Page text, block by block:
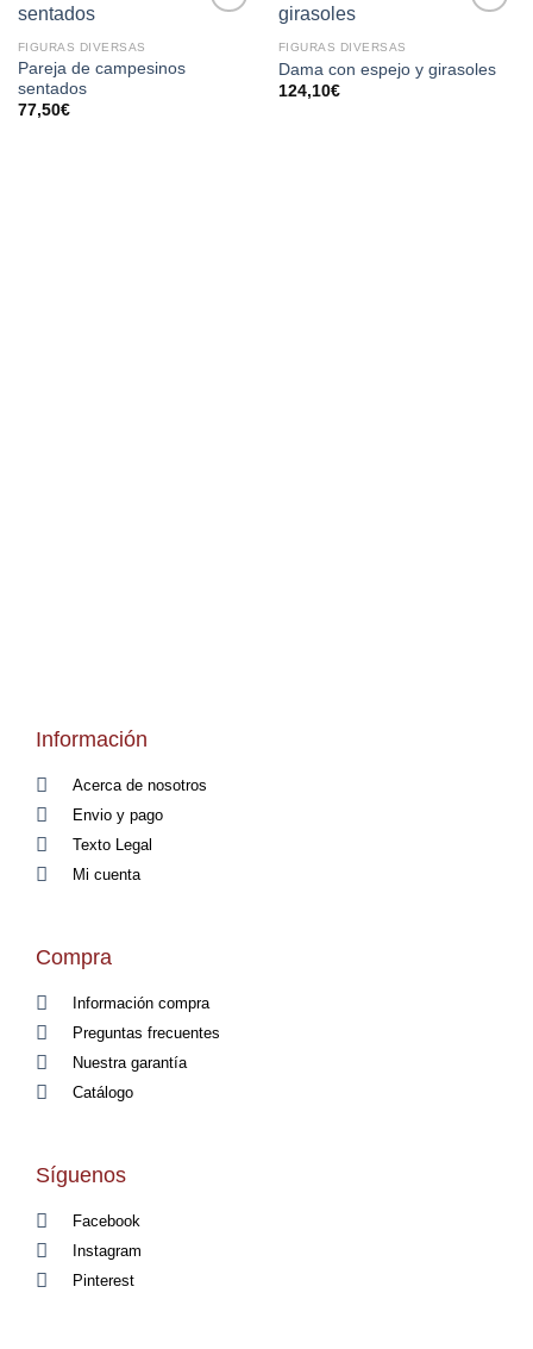
LISTA
FIGURAS DIVERSAS
Pareja de campesinos
sentados
77,50€
LISTA
FIGURAS DIVERSAS
Dama con espejo y girasoles
124,10€
Información
Acerca de nosotros
Envio y pago
Texto Legal
Mi cuenta
Compra
Información compra
Preguntas frecuentes
Nuestra garantía
Catálogo
Síguenos
Facebook
Instagram
Pinterest